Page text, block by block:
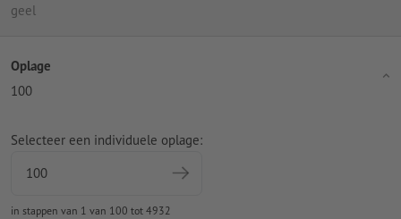
geel
Oplage
100
Selecteer een individuele oplage:
in stappen van 1 van 100 tot 4932